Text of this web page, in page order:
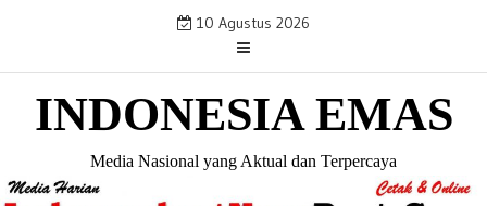
i
10 Agustus 2026
INDONESIA EMAS
Media Nasional yang Aktual dan Terpercaya